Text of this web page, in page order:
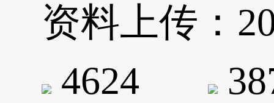
资料上传：
4624